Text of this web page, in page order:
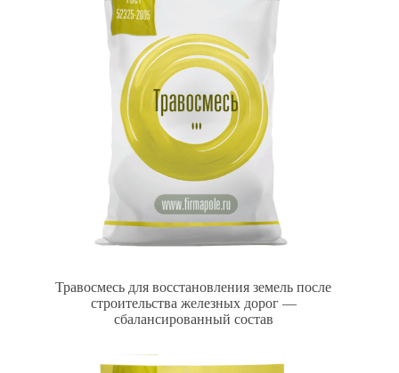
Травосмесь для восстановления земель после
строительства железных дорог —
сбалансированный состав